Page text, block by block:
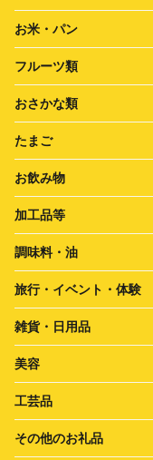
お米・パン
フルーツ類
おさかな類
たまご
お飲み物
加工品等
調味料・油
旅行・イベント・体験
雑貨・日用品
美容
工芸品
その他のお礼品